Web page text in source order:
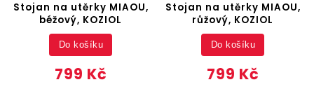
Stojan na utěrky MIAOU,
béžový, KOZIOL
799 Kč
Do košíku
Stojan na utěrky MIAOU,
růžový, KOZIOL
799 Kč
Do košíku